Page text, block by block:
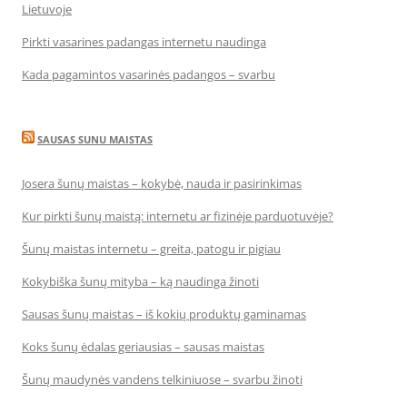
Lietuvoje
Pirkti vasarines padangas internetu naudinga
Kada pagamintos vasarinės padangos – svarbu
SAUSAS SUNU MAISTAS
Josera šunų maistas – kokybė, nauda ir pasirinkimas
Kur pirkti šunų maistą: internetu ar fizinėje parduotuvėje?
Šunų maistas internetu – greita, patogu ir pigiau
Kokybiška šunų mityba – ką naudinga žinoti
Sausas šunų maistas – iš kokių produktų gaminamas
Koks šunų ėdalas geriausias – sausas maistas
Šunų maudynės vandens telkiniuose – svarbu žinoti